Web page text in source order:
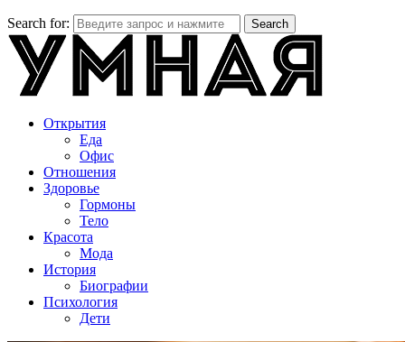
Search for: Search
Открытия
Еда
Офис
Отношения
Здоровье
Гормоны
Тело
Красота
Мода
История
Биографии
Психология
Дети